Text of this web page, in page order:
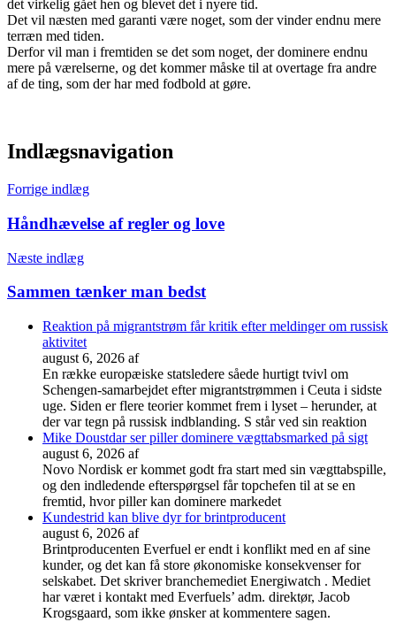
det virkelig gået hen og blevet det i nyere tid.
Det vil næsten med garanti være noget, som der vinder endnu mere
terræn med tiden.
Derfor vil man i fremtiden se det som noget, der dominere endnu
mere på værelserne, og det kommer måske til at overtage fra andre
af de ting, som der har med fodbold at gøre.
Indlægsnavigation
Forrige indlæg
Håndhævelse af regler og love
Næste indlæg
Sammen tænker man bedst
Reaktion på migrantstrøm får kritik efter meldinger om russisk
aktivitet
august 6, 2026 af
En række europæiske statsledere såede hurtigt tvivl om
Schengen-samarbejdet efter migrantstrømmen i Ceuta i sidste
uge. Siden er flere teorier kommet frem i lyset – herunder, at
der var tegn på russisk indblanding. S står ved sin reaktion
Mike Doustdar ser piller dominere vægttabsmarked på sigt
august 6, 2026 af
Novo Nordisk er kommet godt fra start med sin vægttabspille,
og den indledende efterspørgsel får topchefen til at se en
fremtid, hvor piller kan dominere markedet
Kundestrid kan blive dyr for brintproducent
august 6, 2026 af
Brintproducenten Everfuel er endt i konflikt med en af sine
kunder, og det kan få store økonomiske konsekvenser for
selskabet. Det skriver branchemediet Energiwatch . Mediet
har været i kontakt med Everfuels’ adm. direktør, Jacob
Krogsgaard, som ikke ønsker at kommentere sagen.